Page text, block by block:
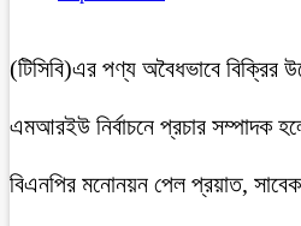
(টিসিবি)এর পণ্য অবৈধভাবে
এমআরইউ নির্বাচনে প্রচার সম্পাদক
বিএনপির মনোনয়ন পেল প্রয়াত,